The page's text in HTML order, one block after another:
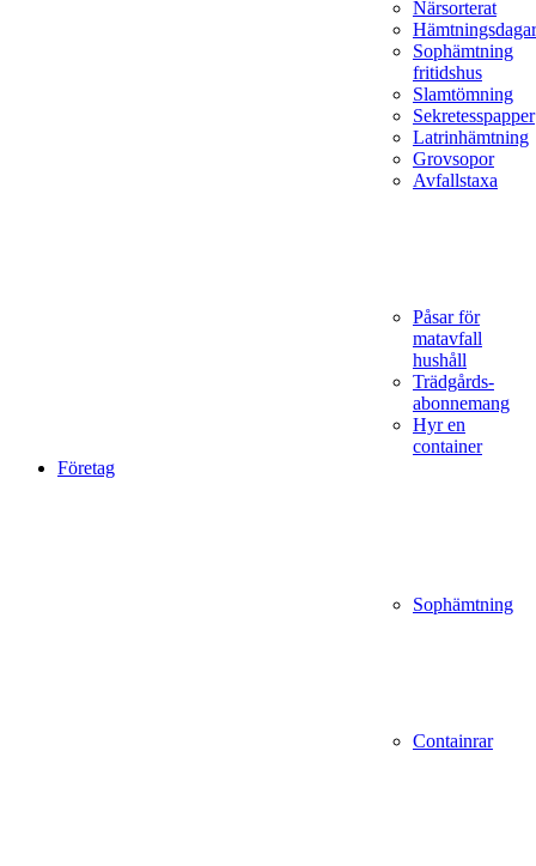
Närsorterat
Hämtningsdagar
Sophämtning
fritidshus
Slamtömning
Sekretesspapper
Latrinhämtning
Grovsopor
Avfallstaxa
Påsar för
matavfall
hushåll
Trädgårds­
abonnemang
Hyr en
container
Företag
Sophämtning
Containrar